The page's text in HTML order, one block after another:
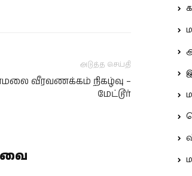
அடுத்த செய்தி
வீரவணக்கம் நிகழ்வு –
மேட்டூர்